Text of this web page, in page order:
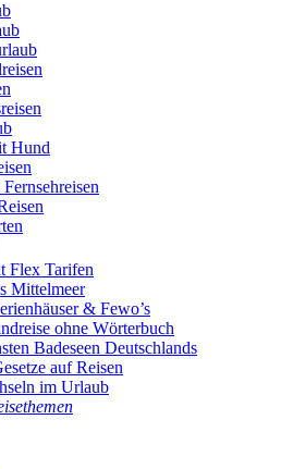
Hund
Flex Tarifen
Mittelmeer
& Fewo’s
ohne Wörterbuch
Badeseen Deutschlands
auf Reisen
im Urlaub